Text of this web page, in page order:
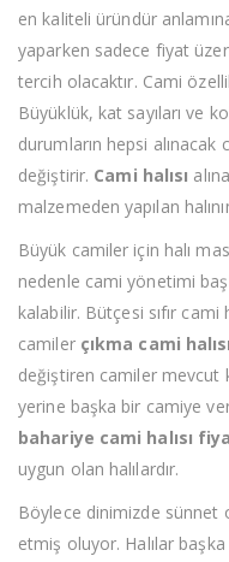
en kaliteli üründür
yaparken sadece fiyat
tercih olacaktır. Cami
Büyüklük, kat sayıları ve
durumların hepsi alınacak
değiştirir. Cami halısı
malzemeden yapılan
Büyük camiler için halı
nedenle cami yönetimi
kalabilir. Bütçesi sıfır cami
camiler çıkma cami halısı
değiştiren camiler mevcut
yerine başka bir camiye
bahariye cami halısı
uygun olan halılardır.
Böylece dinimizde sünnet
etmiş oluyor. Halılar